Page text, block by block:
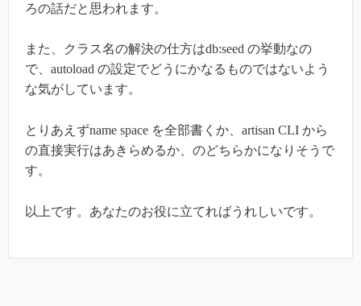
ろの話だと思われます。
また、クラス名の解決の仕方はdb:seed の挙動なの
で、autoload の設定でどうにかなるものではないよう
な気がしています。
とりあえずname space を全部書くか、artisan CLI から
の直接実行はあきらめるか、のどちらかになりそうで
す。
以上です。あなたのお役に立てればうれしいです。